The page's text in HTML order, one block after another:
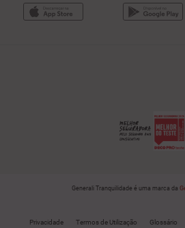
Generali Tranquilidade é uma marca da
Privacidade Termos de Utilização Glossário